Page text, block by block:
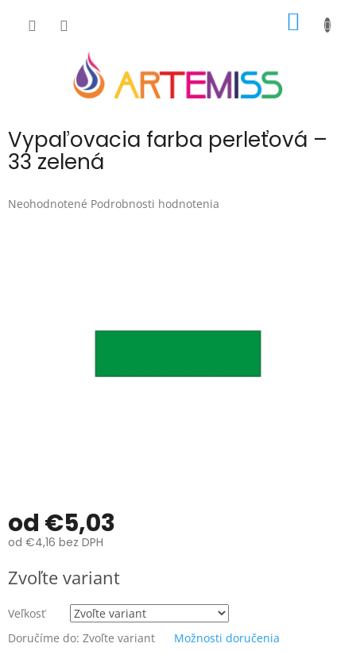
Vypaľovacia farba perleťová –
33 zelená
Priemerné
Neohodnotené Podrobnosti hodnotenia
od €5,03
od €4,16 bez DPH
cena:
Zvoľte variant
Veľkosť
Doručíme do: Zvoľte variant Možnosti doručenia